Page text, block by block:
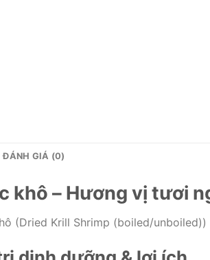
ĐÁNH GIÁ (0)
khô – Hương vị tươi
(Dried Krill Shrimp (boiled/